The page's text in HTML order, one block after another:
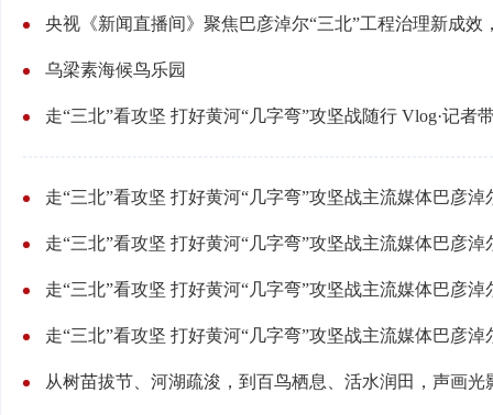
乌梁素海候鸟乐园
走“三北”看攻坚 打好黄河“几字弯”攻坚战随行 Vlog·记者